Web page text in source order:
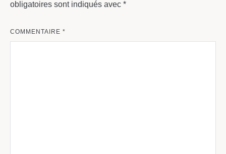
obligatoires sont indiqués avec *
COMMENTAIRE *